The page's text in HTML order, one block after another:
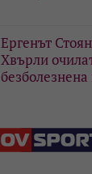
Ергенът
Хвърли